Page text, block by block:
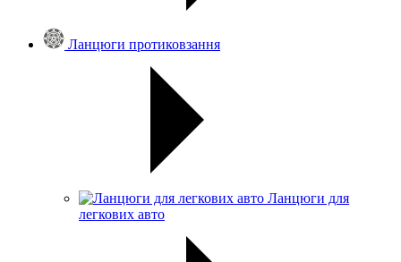
Ланцюги протиковзання
Ланцюги для
легкових авто